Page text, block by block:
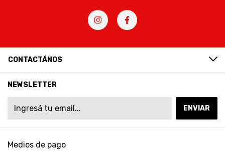
CONTACTÁNOS
NEWSLETTER
Medios de pago